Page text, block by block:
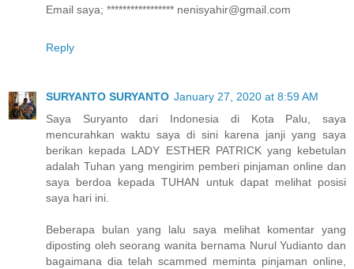
Email saya; ***************** nenisyahir@gmail.com
Reply
SURYANTO SURYANTO January 27, 2020 at 8:59 AM
Saya Suryanto dari Indonesia di Kota Palu, saya
mencurahkan waktu saya di sini karena janji yang saya
berikan kepada LADY ESTHER PATRICK yang kebetulan
adalah Tuhan yang mengirim pemberi pinjaman online dan
saya berdoa kepada TUHAN untuk dapat melihat posisi
saya hari ini.
Beberapa bulan yang lalu saya melihat komentar yang
diposting oleh seorang wanita bernama Nurul Yudianto dan
bagaimana dia telah scammed meminta pinjaman online,